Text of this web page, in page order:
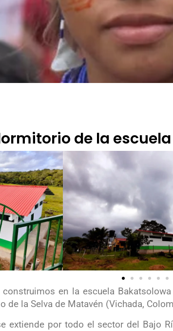
de la
en la escuela
de la Selva de Matavén (Vichada,
extiende por todo el sector del Bajo